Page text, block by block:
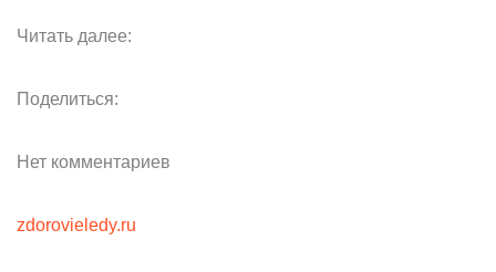
Читать далее:
Поделиться:
Нет комментариев
zdorovieledy.ru